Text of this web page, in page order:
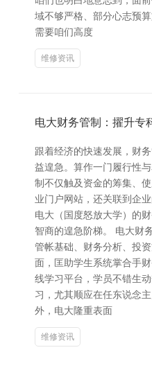
域不够严格、部分心志预
需要咱们高度
维修资讯
电大财务管制：擢升专
跟着经济的快速发展，财
益遑急。算作一门履行性
制不仅触及资金的筹集、
业门户网站，还关联到企
电大（国度怒放大学）的
智商的遑急阶梯。 电大财
管帐基础、财务分析、投
面，匡助学生系统掌合手
线学习平台，学员不错生
习，尤其顺应在任东说念
外，电大隆重表面
维修资讯